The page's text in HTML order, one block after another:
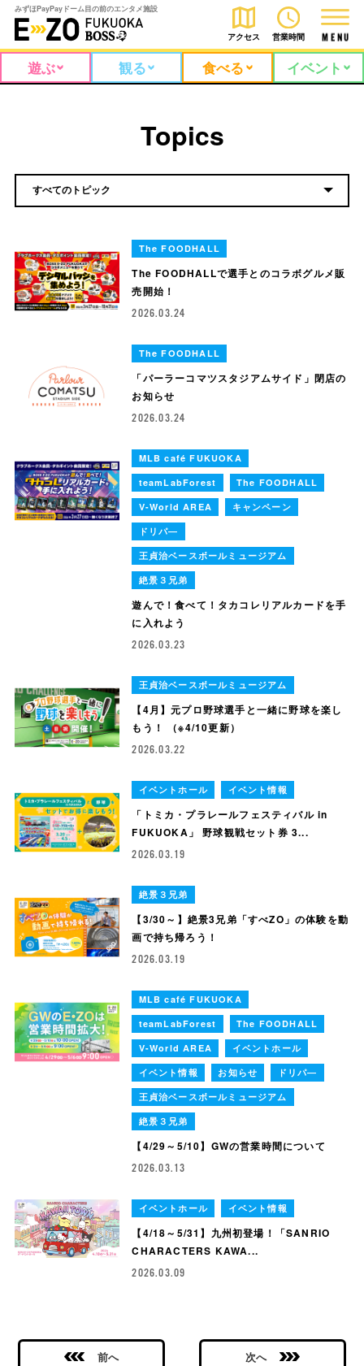
みずほPayPayドーム目の前のエンタメ施設
アクセス 営業時間 M E N U
遊ぶ 観る 食べる イベント
Topics
The FOODHALL
The FOODHALLで選手とのコラボグルメ販
売開始！
2026.03.24
The FOODHALL
「パーラーコマツスタジアムサイド」閉店の
お知らせ
2026.03.24
MLB café FUKUOKA
teamLabForest
The FOODHALL
V-World AREA
キャンペーン
ドリパ―
王貞治ベースボールミュージアム
絶景３兄弟
遊んで！食べて！タカコレリアルカードを手
に入れよう
2026.03.23
王貞治ベースボールミュージアム
【4月】元プロ野球選手と一緒に野球を楽し
もう！ （※4/10更新）
2026.03.22
イベントホール イベント情報
「トミカ・プラレールフェスティバル in
FUKUOKA」 野球観戦セット券 3...
2026.03.19
絶景３兄弟
【3/30～】絶景3兄弟「すべZO」の体験を動
画で持ち帰ろう！
2026.03.19
MLB café FUKUOKA
teamLabForest
The FOODHALL
V-World AREA
イベントホール
イベント情報
お知らせ
ドリパ―
王貞治ベースボールミュージアム
絶景３兄弟
【4/29～5/10】GWの営業時間について
2026.03.13
イベントホール イベント情報
【4/18～5/31】九州初登場！「SANRIO
CHARACTERS KAWA...
2026.03.09
前へ 次へ